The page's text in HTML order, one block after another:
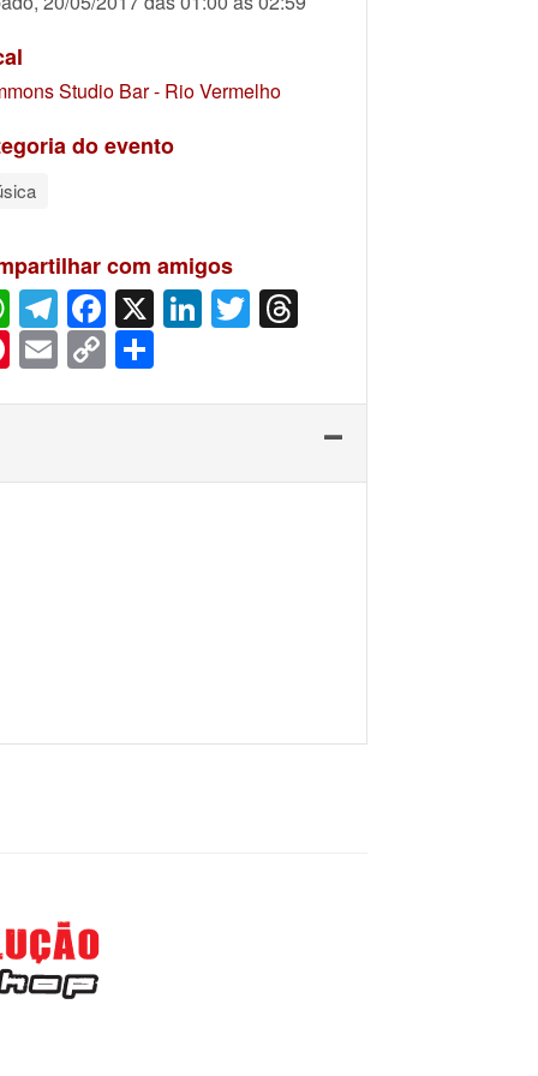
Studio Bar - Rio Vermelho
do evento
com amigos
WhatsApp
Telegram
Facebook
X LinkedIn
Twitter
Pinterest
Email
Copy
Link